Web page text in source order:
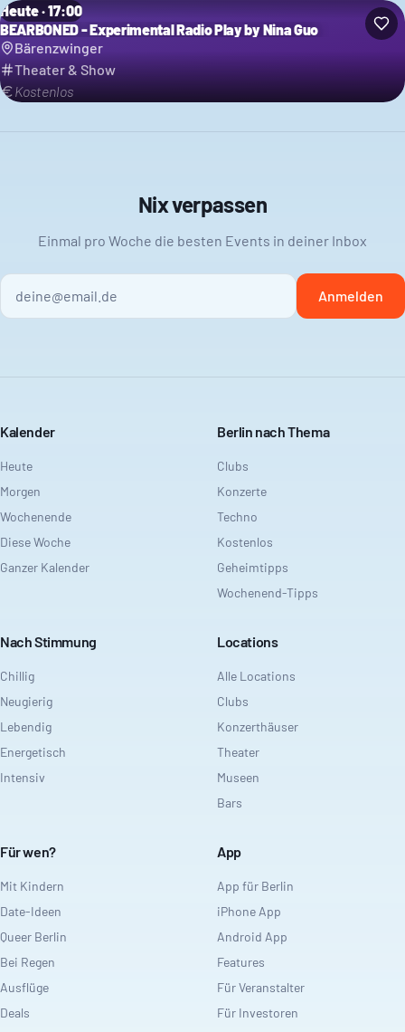
Heute · 17:00
BEARBONED - Experimental Radio Play by Nina Guo
Bärenzwinger
Theater & Show
Kostenlos
Nix verpassen
Einmal pro Woche die besten Events in deiner Inbox
Anmelden
Kalender
Heute
Morgen
Wochenende
Diese Woche
Ganzer Kalender
Berlin nach Thema
Clubs
Konzerte
Techno
Kostenlos
Geheimtipps
Wochenend-Tipps
Nach Stimmung
Chillig
Neugierig
Lebendig
Energetisch
Intensiv
Locations
Alle Locations
Clubs
Konzerthäuser
Theater
Museen
Bars
Für wen?
Mit Kindern
Date-Ideen
Queer Berlin
Bei Regen
Ausflüge
Deals
App
App für Berlin
iPhone App
Android App
Features
Für Veranstalter
Für Investoren